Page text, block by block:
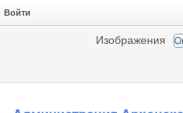
Войти
Изображения